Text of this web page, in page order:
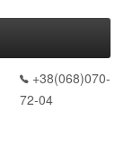
+38(068)070-
72-04